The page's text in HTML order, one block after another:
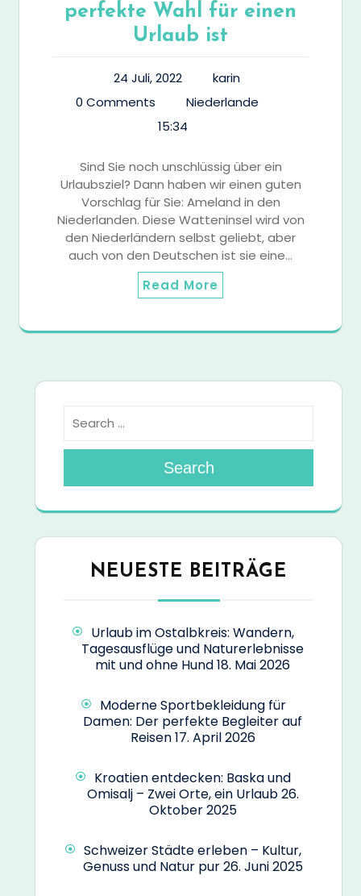
perfekte Wahl für einen
Urlaub ist
24 Juli, 2022
karin
0 Comments
Niederlande
15:34
Sind Sie noch unschlüssig über ein
Urlaubsziel? Dann haben wir einen guten
Vorschlag für Sie: Ameland in den
Niederlanden. Diese Watteninsel wird von
den Niederländern selbst geliebt, aber
auch von den Deutschen ist sie eine…
Read More
Search
NEUESTE BEITRÄGE
Urlaub im Ostalbkreis: Wandern,
Tagesausflüge und Naturerlebnisse
mit und ohne Hund18. Mai 2026
Moderne Sportbekleidung für
Damen: Der perfekte Begleiter auf
Reisen17. April 2026
Kroatien entdecken: Baska und
Omisalj – Zwei Orte, ein Urlaub26.
Oktober 2025
Schweizer Städte erleben – Kultur,
Genuss und Natur pur26. Juni 2025